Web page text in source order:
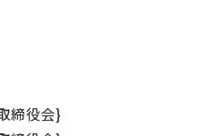
締役会}